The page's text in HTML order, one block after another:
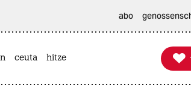
abo
ceuta hitze 
taz